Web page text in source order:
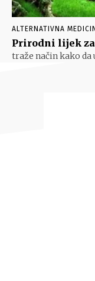
ALTERNATIVNA
Prirodni lijek
traže način kako da